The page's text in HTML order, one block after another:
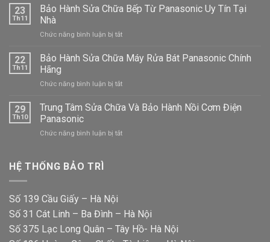
Hành
Máy
Quần
23
Th11
Bảo Hành Sửa Chữa Bếp Từ Panasonic Uy Tín Tại
Nhà
Chức năng bình luận bị tắtở
Hành
Bếp
Panasonic
Tại
22
Th11
Bảo Hành Sửa Chữa Máy Rửa Bát Panasonic Chính
Hãng
Chức năng bình luận bị tắtở
Hành
Máy
29
Th10
Trung Tâm Sửa Chữa Và Bảo Hành Nồi Cơm Điện
Panasonic
Chức năng bình luận bị tắtở
Nồi
Cơm
Điện
HỆ THỐNG BẢO TRÌ
Số 139 Cầu Giấy – Hà Nội
Số 31 Cát Linh – Ba Đình – Hà Nội
Số 375 Lạc Long Quân – Tây Hồ- Hà Nội